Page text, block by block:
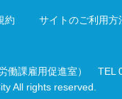
約 サイトのご利用方
課雇用促進室） TEL
All rights reserved.